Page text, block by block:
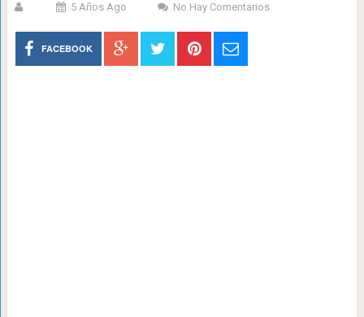
5 Años Ago No Hay Comentarios
FACEBOOK